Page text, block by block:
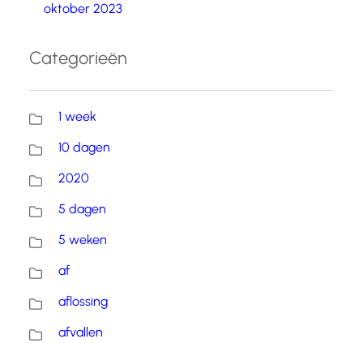
oktober 2023
Categorieën
1 week
10 dagen
2020
5 dagen
5 weken
af
aflossing
afvallen